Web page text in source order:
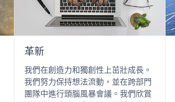
革新
我們在創造力和獨創性上茁壯成長。
我們努力保持想法流動，並在跨部門
團隊中進行頭腦風暴會議。我們欣賞